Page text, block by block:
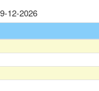
12-2026